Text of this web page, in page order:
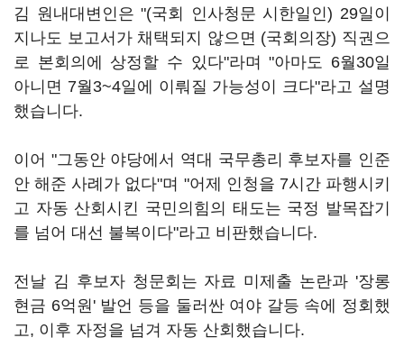
김 원내대변인은 "(국회 인사청문 시한일인) 29일이
지나도 보고서가 채택되지 않으면 (국회의장) 직권으
로 본회의에 상정할 수 있다"라며 "아마도 6월30일
아니면 7월3~4일에 이뤄질 가능성이 크다"라고 설명
했습니다.
이어 "그동안 야당에서 역대 국무총리 후보자를 인준
안 해준 사례가 없다"며 "어제 인청을 7시간 파행시키
고 자동 산회시킨 국민의힘의 태도는 국정 발목잡기
를 넘어 대선 불복이다"라고 비판했습니다.
전날 김 후보자 청문회는 자료 미제출 논란과 '장롱
현금 6억원' 발언 등을 둘러싼 여야 갈등 속에 정회했
고, 이후 자정을 넘겨 자동 산회했습니다.